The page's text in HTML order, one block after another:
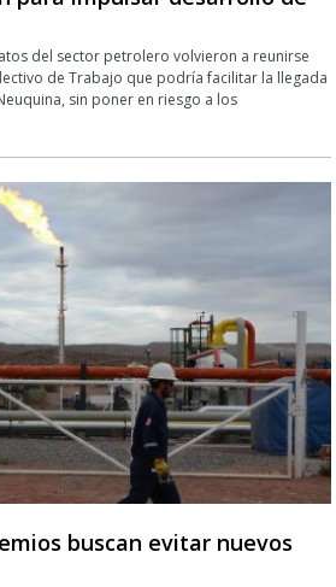
del sector petrolero volvieron a reunirse
de Trabajo que podría facilitar la llegada
sin poner en riesgo a los
buscan evitar nuevos